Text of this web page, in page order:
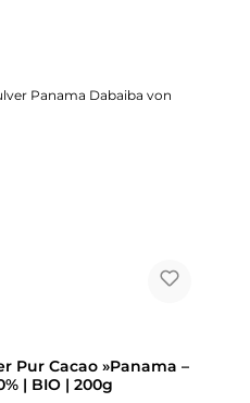
Pur Cacao »Panama –
| BIO | 200g